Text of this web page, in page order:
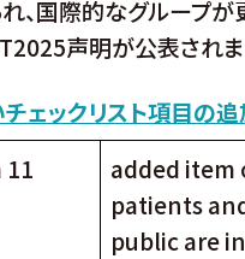
、国際的なグループが
声明が公表されま
ェックリスト項目の
11
added item
patients
public are